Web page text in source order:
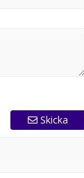
Skicka